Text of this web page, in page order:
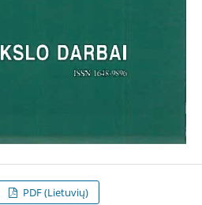
PDF (Lietuvių)